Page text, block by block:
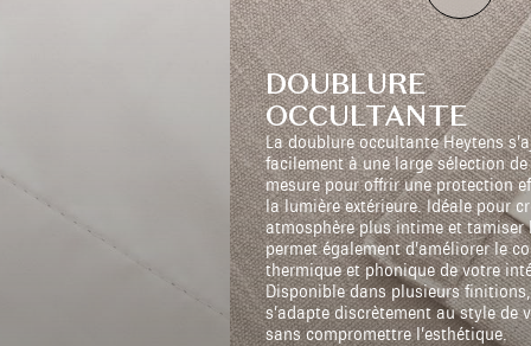
DOUBLURE
OCCULTANTE
La doublure occultante Heytens
facilement à une large sélection
mesure pour offrir une protection
la lumière extérieure. Idéale pour
atmosphère plus intime et tamiser
permet également d’améliorer le
thermique et phonique de votre
Disponible dans plusieurs
s’adapte discrètement au style de
sans compromettre l’esthétique.